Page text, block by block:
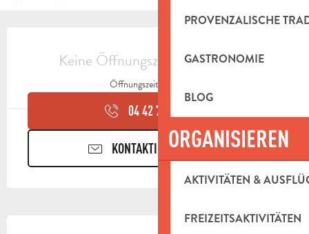
PROVENZALISCHE
GASTRONOMIE
BLOG
ORGANISIEREN
AKTIVITÄTEN &
FREIZEITSAKTIVITÄTEN
Keine Öffnungszeiten hinterlegt
Öffnungszeiten ansehen
04 42 72 58
KONTAKTIEREN SIE UNS